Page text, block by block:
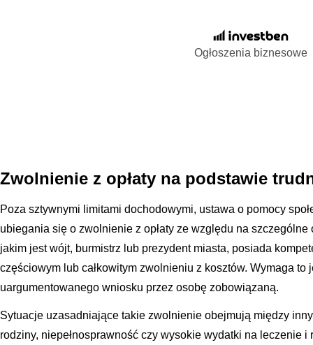
Ogłoszenia biznesowe
Zwolnienie z opłaty na podstawie
Poza sztywnymi limitami dochodowymi, ustawa o pomocy
ubiegania się o zwolnienie z opłaty ze względu na
jakim jest wójt, burmistrz lub prezydent miasta, posiada
częściowym lub całkowitym zwolnieniu z kosztów. Wymaga to
uargumentowanego wniosku przez osobę zobowiązaną.
Sytuacje uzasadniające takie zwolnienie obejmują między
rodziny, niepełnosprawność czy wysokie wydatki na leczenie